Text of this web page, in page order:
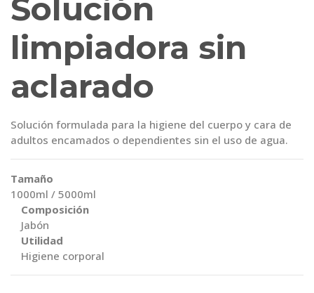
Solución
limpiadora sin
aclarado
Solución formulada para la higiene del cuerpo y cara de
adultos encamados o dependientes sin el uso de agua.
Tamaño
1000ml / 5000ml
Composición
Jabón
Utilidad
Higiene corporal